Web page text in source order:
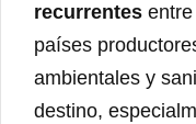
recurrentes
países
ambientales y
destino,